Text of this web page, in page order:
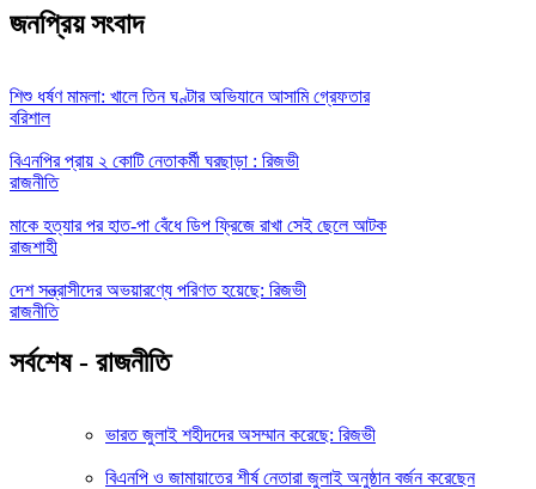
জনপ্রিয় সংবাদ
শিশু ধর্ষণ মামলা: খালে তিন ঘণ্টার অভিযানে আসামি গ্রেফতার
বরিশাল
বিএনপির প্রায় ২ কোটি নেতাকর্মী ঘরছাড়া : রিজভী
রাজনীতি
মাকে হত্যার পর হাত-পা বেঁধে ডিপ ফ্রিজে রাখা সেই ছেলে আটক
রাজশাহী
দেশ সন্ত্রাসীদের অভয়ারণ্যে পরিণত হয়েছে: রিজভী
রাজনীতি
সর্বশেষ - রাজনীতি
ভারত জুলাই শহীদদের অসম্মান করেছে: রিজভী
বিএনপি ও জামায়াতের শীর্ষ নেতারা জুলাই অনুষ্ঠান বর্জন করেছেন